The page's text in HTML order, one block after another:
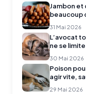
Jambon et
beaucoup
31 Mai 2026
L’avocat
ne se
30 Mai 2026
Poison
agir vite,
29 Mai 2026